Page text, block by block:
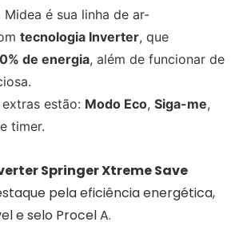
é sua linha de ar-
tecnologia Inverter, que
de energia, além de funcionar de
estão: Modo Eco, Siga-me,
timer.
Springer Xtreme Save
pela eficiência energética,
e selo Procel A.